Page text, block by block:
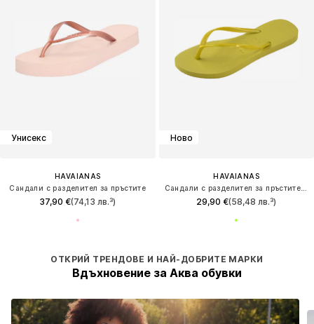
Унисекс
HAVAIANAS
Сандали с разделител за пръстите
37,90 €(74,13 лв.³)
Ново
HAVAIANAS
Сандали с разделител за пръстите 'SLIM'
29,90 €(58,48 лв.³)
ОТКРИЙ ТРЕНДОВЕ И НАЙ-ДОБРИТЕ МАРКИ
Вдъхновение за Аква обувки